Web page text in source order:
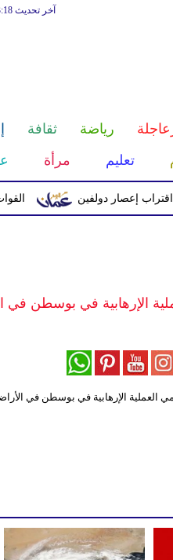
آخر تحديث GMT16:43:18
رياضة ثقافة
تعليم مرأة
القوات إعصار دولفين
الإرهابية في بوسطن في